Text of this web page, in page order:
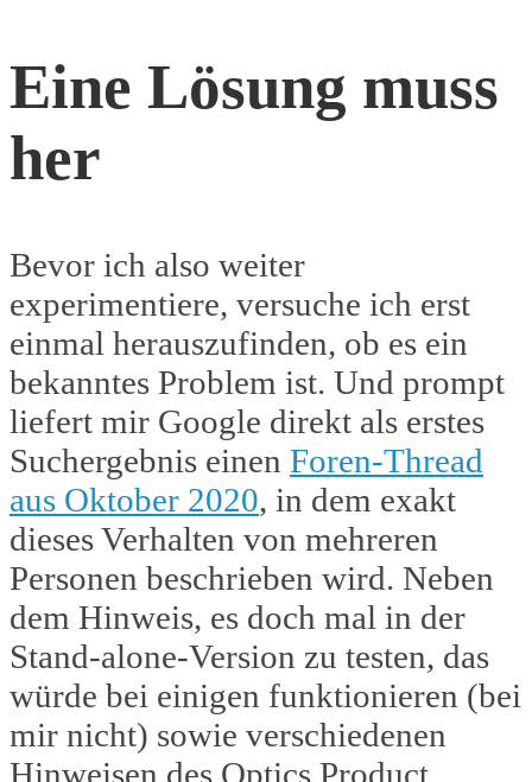
Eine Lösung muss
her
Bevor ich also weiter
experimentiere, versuche ich erst
einmal herauszufinden, ob es ein
bekanntes Problem ist. Und prompt
liefert mir Google direkt als erstes
Suchergebnis einen Foren-Thread
aus Oktober 2020, in dem exakt
dieses Verhalten von mehreren
Personen beschrieben wird. Neben
dem Hinweis, es doch mal in der
Stand-alone-Version zu testen, das
würde bei einigen funktionieren (bei
mir nicht) sowie verschiedenen
Hinweisen des Optics Product